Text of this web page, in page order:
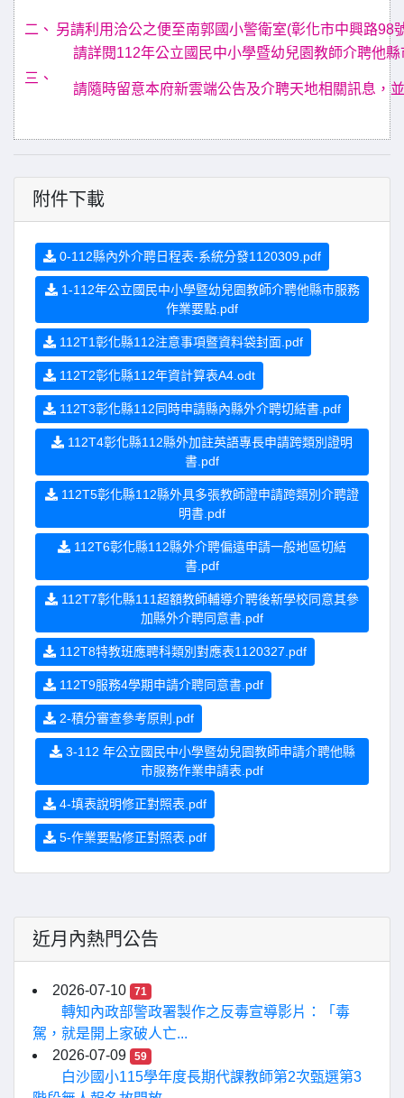
二、 另請利用洽公之便至南郭國小警衛室(彰化市中興路
三、
請詳閱112年公立國民中小學暨幼兒園教師介聘他
請隨時留意本府新雲端公告及介聘天地相關訊息，
附件下載
0-112縣內外介聘日程表-系統分發1120309.pdf
1-112年公立國民中小學暨幼兒園教師介聘他縣巿服務
作業要點.pdf
112T1彰化縣112注意事項暨資料袋封面.pdf
112T2彰化縣112年資計算表A4.odt
112T3彰化縣112同時申請縣內縣外介聘切結書.pdf
112T4彰化縣112縣外加註英語專長申請跨類別證明
書.pdf
112T5彰化縣112縣外具多張教師證申請跨類別介聘證
明書.pdf
112T6彰化縣112縣外介聘偏遠申請一般地區切結
書.pdf
112T7彰化縣111超額教師輔導介聘後新學校同意其參
加縣外介聘同意書.pdf
112T8特教班應聘科類別對應表1120327.pdf
112T9服務4學期申請介聘同意書.pdf
2-積分審查參考原則.pdf
3-112 年公立國民中小學暨幼兒園教師申請介聘他縣
市服務作業申請表.pdf
4-填表說明修正對照表.pdf
5-作業要點修正對照表.pdf
近月內熱門公告
2026-07-10 71
轉知內政部警政署製作之反毒宣導影片：「毒
駕，就是開上家破人亡...
2026-07-09
59
白沙國小115學年度長期代課教師第2次甄選第3